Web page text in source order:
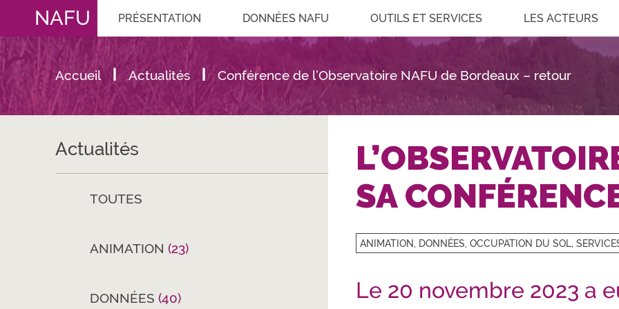
NAFU PRÉSENTATION DONNÉES NAFU OUTILS ET SERVICES LES ACTEURS
Accueil Actualités Conférence de l’Observatoire NAFU de Bordeaux – retour
Actualités
TOUTES
ANIMATION (23)
DONNÉES (40)
SA
ANIMATION, DONNÉES, OCCUPATION DU SOL,
Le 20 novembre 2023 a